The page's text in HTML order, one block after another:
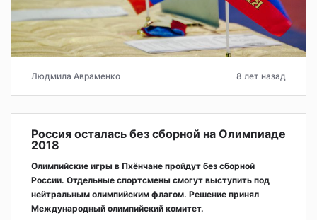
Людмила Авраменко 8 лет назад
Россия осталась без сборной на Олимпиаде
2018
Олимпийские игры в Пхёнчане пройдут без сборной
России. Отдельные спортсмены смогут выступить под
нейтральным олимпийским флагом. Решение принял
Международный олимпийский комитет.